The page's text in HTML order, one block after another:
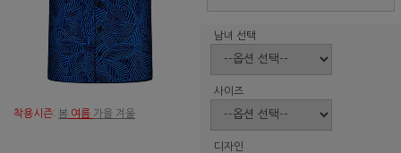
착용시즌: 봄 여름 가을 겨울
남녀 선택
사이즈
디자인